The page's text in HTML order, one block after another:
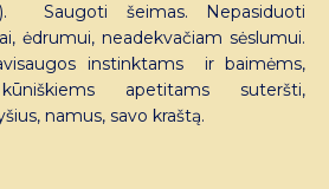
Saugoti šeimas. Nepasiduoti
ėdrumui, neadekvačiam sėslumui.
instinktams ir baimėms,
apetitams suteršti,
namus, savo kraštą.